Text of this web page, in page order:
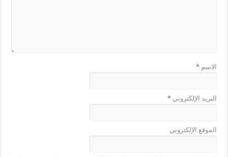
الاسم*
البريد الإلكتروني*
الموقع الإلكتروني